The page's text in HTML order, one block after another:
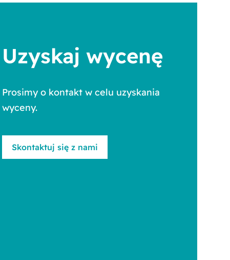
Uzyskaj wycenę
Prosimy o kontakt w celu uzyskania
wyceny.
Skontaktuj się z nami